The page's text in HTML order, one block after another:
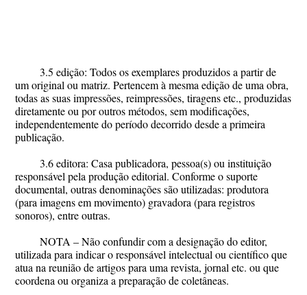
3.5 edição: Todos os exemplares produzidos a partir de
um original ou matriz. Pertencem à mesma edição de uma obra,
todas as suas impressões, reimpressões, tiragens etc., produzidas
diretamente ou por outros métodos, sem modificações,
independentemente do período decorrido desde a primeira
publicação.
3.6 editora: Casa publicadora, pessoa(s) ou instituição
responsável pela produção editorial. Conforme o suporte
documental, outras denominações são utilizadas: produtora
(para imagens em movimento) gravadora (para registros
sonoros), entre outras.
NOTA – Não confundir com a designação do editor,
utilizada para indicar o responsável intelectual ou científico que
atua na reunião de artigos para uma revista, jornal etc. ou que
coordena ou organiza a preparação de coletâneas.